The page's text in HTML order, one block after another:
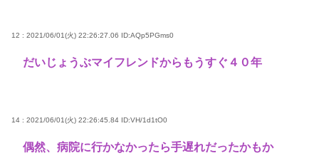
12 : 2021/06/01(火) 22:26:27.06 ID:AQp5PGms0
だいじょうぶマイフレンドからもうすぐ４０年
14 : 2021/06/01(火) 22:26:45.84 ID:VH/1d1tO0
偶然、病院に行かなかったら手遅れだったかもか